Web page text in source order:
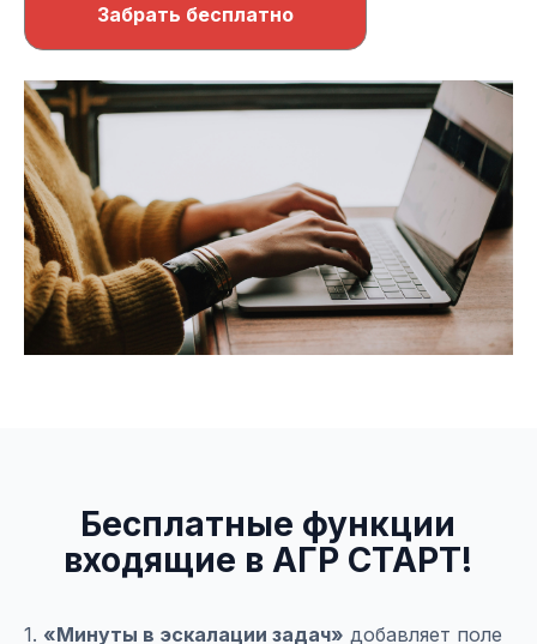
Забрать бесплатно
Бесплатные функции
входящие в АГР СТАРТ!
1. «Минуты в эскалации задач» добавляет поле